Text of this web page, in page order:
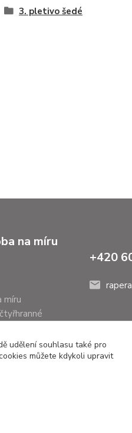
3. pletivo šedé
na míru
míru
+420
udělení souhlasu také pro
můžete kdykoli upravit